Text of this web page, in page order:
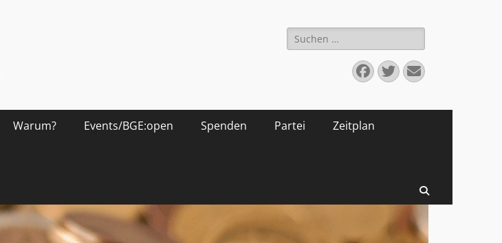
Suchen
nach:
Facebook
Twitter
E-
Mail
Warum? Events/BGE:open Spenden Partei Zeitplan